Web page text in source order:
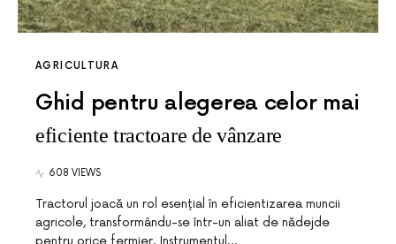
AGRICULTURA
Ghid pentru alegerea celor mai
eficiente tractoare de vânzare
608 VIEWS
Tractorul joacă un rol esențial în eficientizarea muncii
agricole, transformându-se într-un aliat de nădejde
pentru orice fermier. Instrumentul…